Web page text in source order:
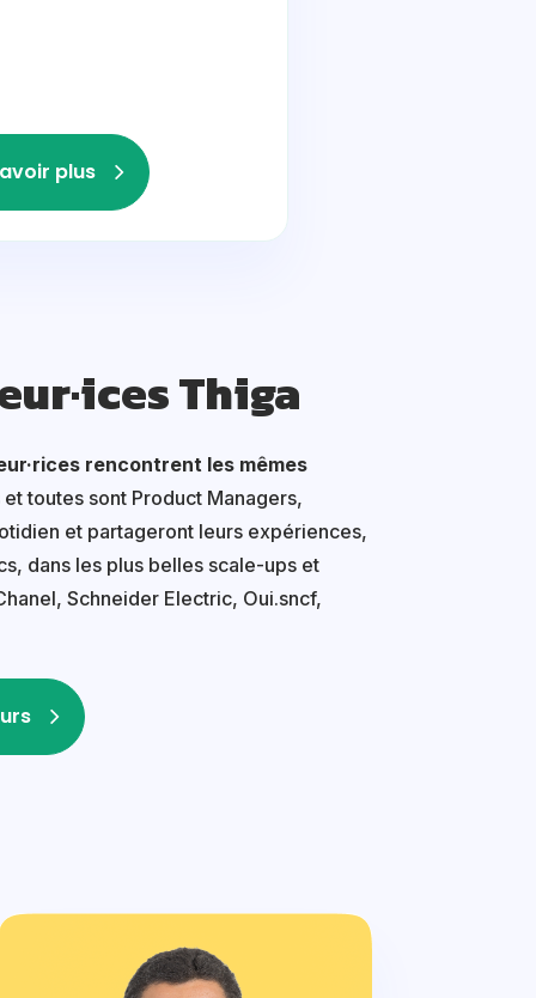
plus
Thiga
rencontrent les mêmes
toutes sont Product Managers,
et partageront leurs expériences,
dans les plus belles scale-ups et
Schneider Electric, Oui.sncf,